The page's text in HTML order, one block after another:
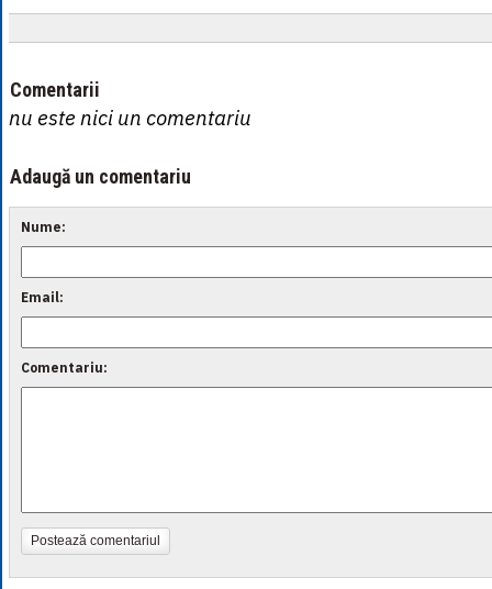
Comentarii
nu este nici un comentariu
Adaugă un comentariu
Nume:
Email:
Comentariu:
Postează comentariul